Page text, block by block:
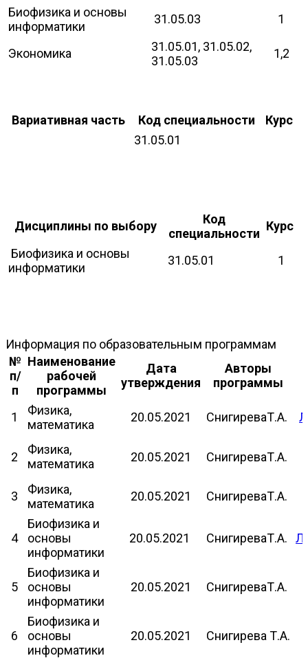
Биофизика и основы
информатики
31.05.03 1
Экономика
31.05.01, 31.05.02,
31.05.03
1,2
Вариативная часть Код специальности
Курс
31.05.01
Дисциплины по выбору
Код
специальности
Курс
Биофизика и основы
информатики
31.05.01 1
Информация по образовательным программам
№
п/
п
Наименование
рабочей
программы
Дата
утверждения
Авторы
программы
1
Физика,
математика
20.05.2021 СнигиреваТ.А.
2
Физика,
математика
20.05.2021 СнигиреваТ.А.
3
Физика,
математика
20.05.2021 СнигиреваТ.А.
4
Биофизика и
основы
информатики
20.05.2021 СнигиреваТ.А.
5
Биофизика и
основы
информатики
20.05.2021 СнигиреваТ.А.
6
Биофизика и
основы
информатики
20.05.2021 Снигирева Т.А.